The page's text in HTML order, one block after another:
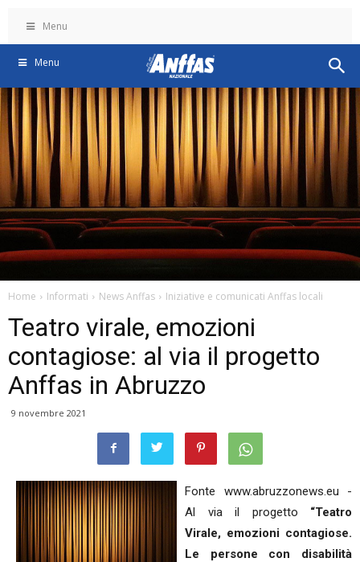
Menu
Menu
Home Informati News Anffas Iniziative e comunicati Anffas locali
Teatro virale, emozioni
contagiose: al via il progetto
Anffas in Abruzzo
9 novembre 2021
Fonte www.abruzzonews.eu -
Al via il progetto “Teatro
Virale, emozioni contagiose.
Le persone con disabilità